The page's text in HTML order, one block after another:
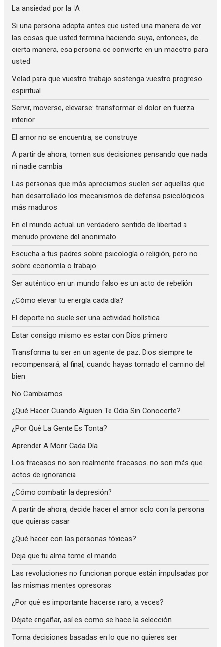
La ansiedad por la IA
Si una persona adopta antes que usted una manera de ver
las cosas que usted termina haciendo suya, entonces, de
cierta manera, esa persona se convierte en un maestro para
usted
Velad para que vuestro trabajo sostenga vuestro progreso
espiritual
Servir, moverse, elevarse: transformar el dolor en fuerza
interior
El amor no se encuentra, se construye
A partir de ahora, tomen sus decisiones pensando que nada
ni nadie cambia
Las personas que más apreciamos suelen ser aquellas que
han desarrollado los mecanismos de defensa psicológicos
más maduros
En el mundo actual, un verdadero sentido de libertad a
menudo proviene del anonimato
Escucha a tus padres sobre psicología o religión, pero no
sobre economía o trabajo
Ser auténtico en un mundo falso es un acto de rebelión
¿Cómo elevar tu energía cada día?
El deporte no suele ser una actividad holística
Estar consigo mismo es estar con Dios primero
Transforma tu ser en un agente de paz: Dios siempre te
recompensará, al final, cuando hayas tomado el camino del
bien
No Cambiamos
¿Qué Hacer Cuando Alguien Te Odia Sin Conocerte?
¿Por Qué La Gente Es Tonta?
Aprender A Morir Cada Día
Los fracasos no son realmente fracasos, no son más que
actos de ignorancia
¿Cómo combatir la depresión?
A partir de ahora, decide hacer el amor solo con la persona
que quieras casar
¿Qué hacer con las personas tóxicas?
Deja que tu alma tome el mando
Las revoluciones no funcionan porque están impulsadas por
las mismas mentes opresoras
¿Por qué es importante hacerse raro, a veces?
Déjate engañar, así es como se hace la selección
Toma decisiones basadas en lo que no quieres ser